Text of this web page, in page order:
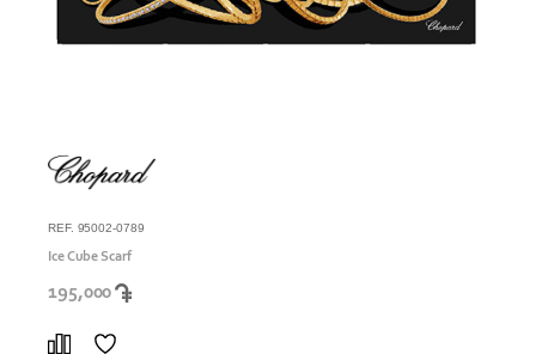
REF. 95002-0789
Ice Cube Scarf
195,000